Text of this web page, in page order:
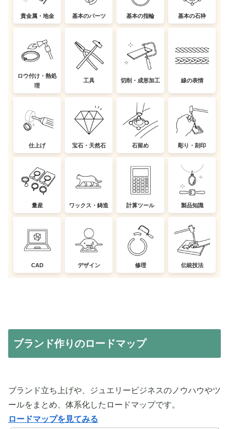
貴金属・地金 基本のパーツ 基本の指輪 基本の石枠
ロウ付け・熱処
理
工具 切削・成形加工 線の表情
仕上げ 宝石・天然石 石留め 彫り・刻印
量産 ワックス・鋳造 計算ツール 製品知識
CAD デザイン 修理 伝統技法
ブランド作りのロードマップ
ブランド立ち上げや、ジュエリービジネスのノウハウやツ
ールをまとめ、体系化したロードマップです。
ロードマップを見てみる